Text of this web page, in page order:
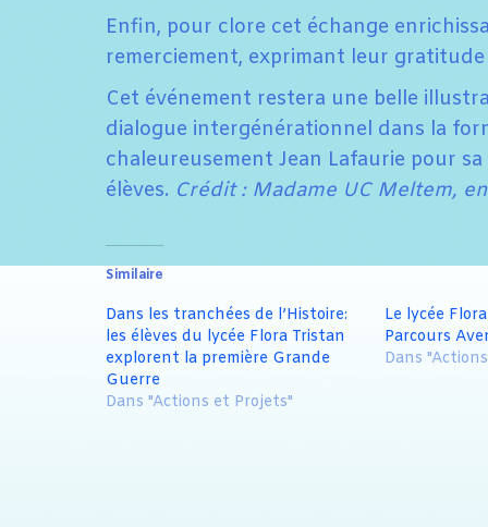
Enfin, pour clore cet échange
remerciement, exprimant leur
Cet événement restera une belle
dialogue intergénérationnel dans la
chaleureusement Jean Lafaurie pour
élèves. Crédit : Madame UC Meltem,
Similaire
Dans les tranchées de l’Histoire:
les élèves du lycée Flora Tristan
explorent la première Grande
Guerre
Dans "Actions et Projets"
Le lycée
Parcours
Dans